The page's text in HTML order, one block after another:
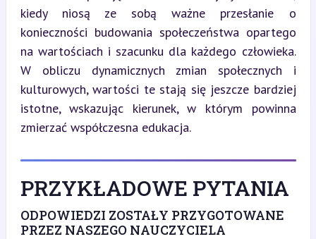
kiedy niosą ze sobą ważne przesłanie o
konieczności budowania społeczeństwa opartego
na wartościach i szacunku dla każdego człowieka.
W obliczu dynamicznych zmian społecznych i
kulturowych, wartości te stają się jeszcze bardziej
istotne, wskazując kierunek, w którym powinna
zmierzać współczesna edukacja.
PRZYKŁADOWE PYTANIA
ODPOWIEDZI ZOSTAŁY PRZYGOTOWANE
PRZEZ NASZEGO NAUCZYCIELA